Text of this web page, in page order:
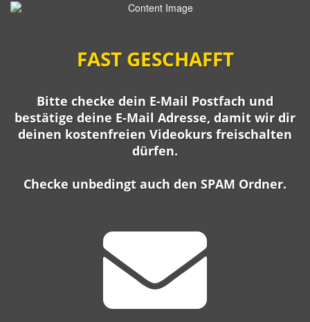
FAST GESCHAFFT
Bitte checke dein E-Mail Postfach und
bestätige deine E-Mail Adresse, damit wir dir
deinen kostenfreien Videokurs freischalten
dürfen.
Checke unbedingt auch den SPAM Ordner.